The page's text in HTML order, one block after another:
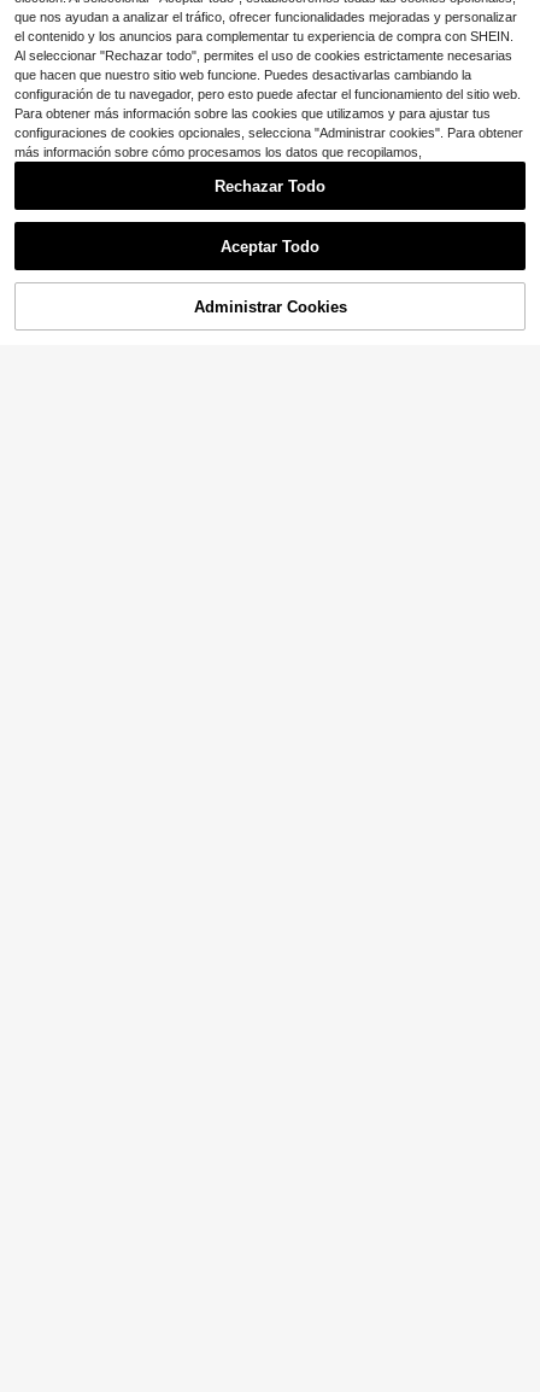
¡10% DE DESCUENTO!
que nos ayudan a analizar el tráfico, ofrecer funcionalidades mejoradas y personalizar
el contenido y los anuncios para complementar tu experiencia de compra con SHEIN.
Al seleccionar "Rechazar todo", permites el uso de cookies estrictamente necesarias
que hacen que nuestro sitio web funcione. Puedes desactivarlas cambiando la
configuración de tu navegador, pero esto puede afectar el funcionamiento del sitio web.
Para obtener más información sobre las cookies que utilizamos y para ajustar tus
configuraciones de cookies opcionales, selecciona "Administrar cookies". Para obtener
más información sobre cómo procesamos los datos que recopilamos,
Rechazar Todo
Aceptar Todo
Administrar Cookies